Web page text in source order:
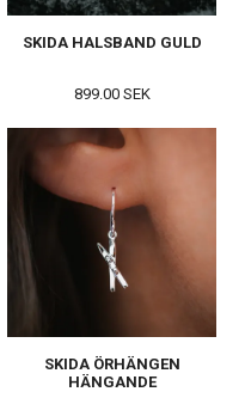
SKIDA HALSBAND GULD
899.00 SEK
SKIDA ÖRHÄNGEN
HÄNGANDE